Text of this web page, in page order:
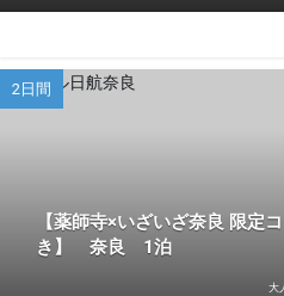
2日間
【薬師寺×いざいざ奈良 限定
き】 奈良 1泊
大